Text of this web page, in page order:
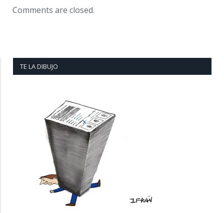
Comments are closed.
TE LA DIBUJO